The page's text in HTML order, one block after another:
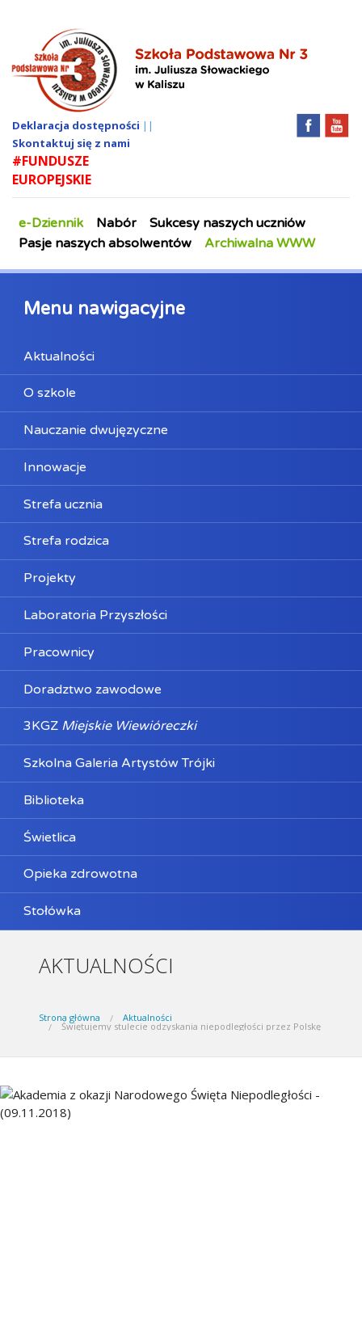
Deklaracja dostępności ||
Skontaktuj się z nami
#FUNDUSZE
EUROPEJSKIE
e-Dziennik Nabór
Sukcesy naszych uczniów
Pasje naszych absolwentów
Archiwalna WWW
Menu nawigacyjne
Aktualności
O szkole
Nauczanie dwujęzyczne
Innowacje
Strefa ucznia
Strefa rodzica
Projekty
Laboratoria Przyszłości
Pracownicy
Doradztwo zawodowe
3KGZ Miejskie Wiewióreczki
Szkolna Galeria Artystów Trójki
Biblioteka
Świetlica
Opieka zdrowotna
Stołówka
AKTUALNOŚCI
Strona główna Aktualności
Świętujemy stulecie odzyskania niepodległości przez Polskę